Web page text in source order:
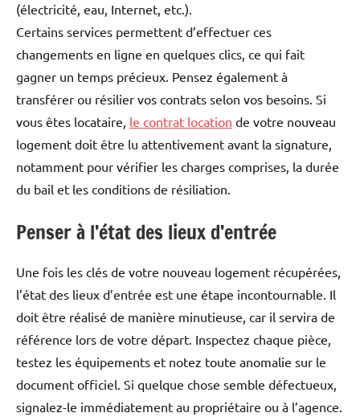
(électricité, eau, Internet, etc.).
Certains services permettent d’effectuer ces
changements en ligne en quelques clics, ce qui fait
gagner un temps précieux. Pensez également à
transférer ou résilier vos contrats selon vos besoins. Si
vous êtes locataire, le contrat location de votre nouveau
logement doit être lu attentivement avant la signature,
notamment pour vérifier les charges comprises, la durée
du bail et les conditions de résiliation.
Penser à l’état des lieux d’entrée
Une fois les clés de votre nouveau logement récupérées,
l’état des lieux d’entrée est une étape incontournable. Il
doit être réalisé de manière minutieuse, car il servira de
référence lors de votre départ. Inspectez chaque pièce,
testez les équipements et notez toute anomalie sur le
document officiel. Si quelque chose semble défectueux,
signalez-le immédiatement au propriétaire ou à l’agence.